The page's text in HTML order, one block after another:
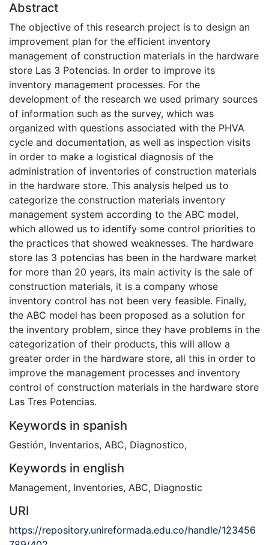
Abstract
The objective of this research project is to design an
improvement plan for the efficient inventory
management of construction materials in the hardware
store Las 3 Potencias. In order to improve its
inventory management processes. For the
development of the research we used primary sources
of information such as the survey, which was
organized with questions associated with the PHVA
cycle and documentation, as well as inspection visits
in order to make a logistical diagnosis of the
administration of inventories of construction materials
in the hardware store. This analysis helped us to
categorize the construction materials inventory
management system according to the ABC model,
which allowed us to identify some control priorities to
the practices that showed weaknesses. The hardware
store las 3 potencias has been in the hardware market
for more than 20 years, its main activity is the sale of
construction materials, it is a company whose
inventory control has not been very feasible. Finally,
the ABC model has been proposed as a solution for
the inventory problem, since they have problems in the
categorization of their products, this will allow a
greater order in the hardware store, all this in order to
improve the management processes and inventory
control of construction materials in the hardware store
Las Tres Potencias.
Keywords in spanish
Gestión, Inventarios, ABC, Diagnostico,
Keywords in english
Management, Inventories, ABC, Diagnostic
URI
https://repository.unireformada.edu.co/handle/123456